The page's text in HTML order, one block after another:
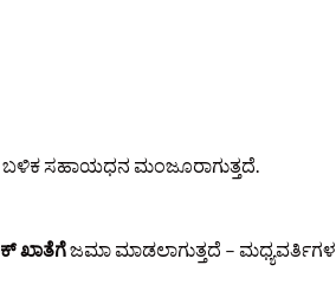
ಸಹಾಯಧನ ಮಂಜೂರಾಗುತ್ತದೆ.
ಖಾತೆಗೆಜಮಾ ಮಾಡಲಾಗುತ್ತದೆ – ಮಧ್ಯವರ್ತಿಗಳ